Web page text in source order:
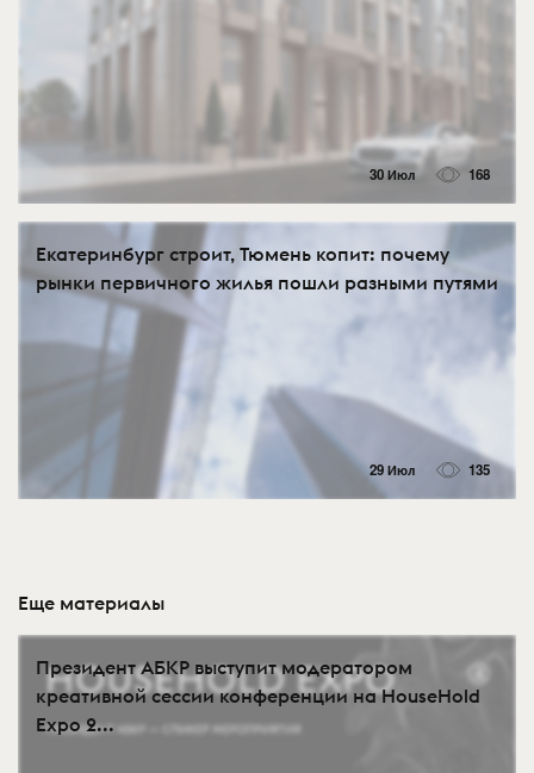
30 Июл 168
Екатеринбург строит, Тюмень копит: почему
рынки первичного жилья пошли разными путями
29 Июл 135
Еще материалы
Президент АБКР выступит модератором
креативной сессии конференции на HouseHold
Expo 2...